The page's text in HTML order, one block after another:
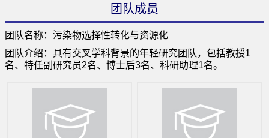
团队成员
团队名称：污染物选择性转化与资源化
团队介绍：具有交叉学科背景的年轻研究团队，包括教授1
名、特任副研究员2名、博士后3名、科研助理1名。